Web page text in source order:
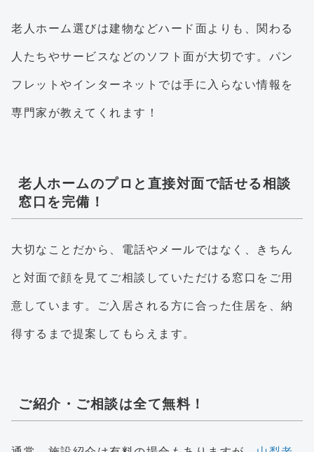
老人ホーム選びは建物などハード面よりも、関わる
人たちやサービスなどのソフト面が大切です。パン
フレットやインターネットでは手に入らない情報を
専門家が教えてくれます！
老人ホームのプロと直接対面で話せる相談
窓口を完備！
大切なことだから、電話やメールではなく、きちん
と対面で顔を見てご相談していただける窓口をご用
意しています。ご入居される方に合った住居を、納
得するまで提案してもらえます。
ご紹介・ご相談は全て無料！